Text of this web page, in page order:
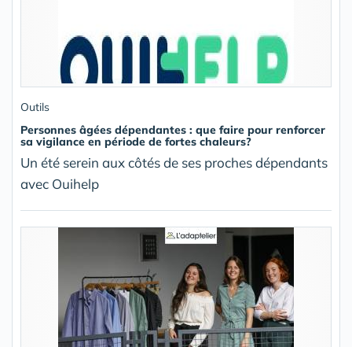
Outils
Personnes âgées dépendantes : que faire pour renforcer
sa vigilance en période de fortes chaleurs?
Un été serein aux côtés de ses proches dépendants
avec Ouihelp